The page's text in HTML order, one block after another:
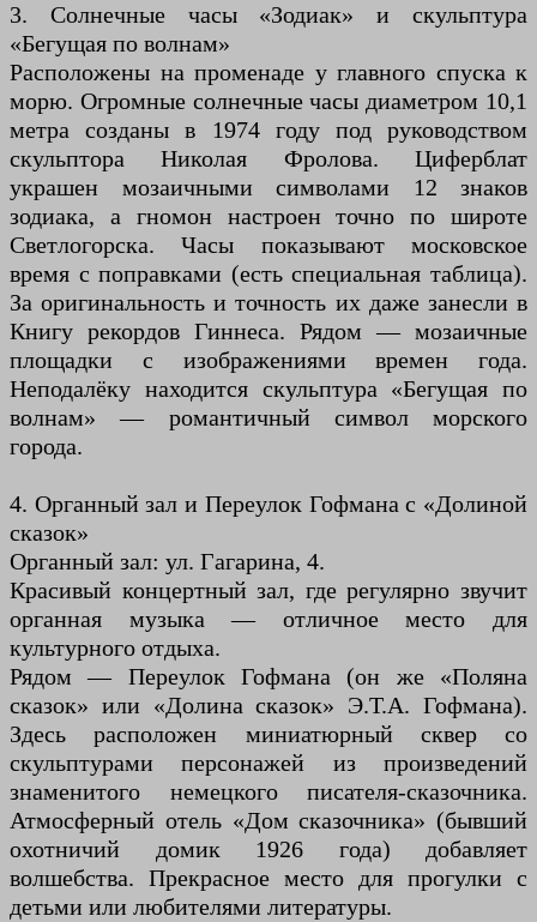
3. Солнечные часы «Зодиак» и скульптура
«Бегущая по волнам»
Расположены на променаде у главного спуска к
морю. Огромные солнечные часы диаметром 10,1
метра созданы в 1974 году под руководством
скульптора Николая Фролова. Циферблат
украшен мозаичными символами 12 знаков
зодиака, а гномон настроен точно по широте
Светлогорска. Часы показывают московское
время с поправками (есть специальная таблица).
За оригинальность и точность их даже занесли в
Книгу рекордов Гиннеса. Рядом — мозаичные
площадки с изображениями времен года.
Неподалёку находится скульптура «Бегущая по
волнам» — романтичный символ морского
города.
4. Органный зал и Переулок Гофмана с «Долиной
сказок»
Органный зал: ул. Гагарина, 4.
Красивый концертный зал, где регулярно звучит
органная музыка — отличное место для
культурного отдыха.
Рядом — Переулок Гофмана (он же «Поляна
сказок» или «Долина сказок» Э.Т.А. Гофмана).
Здесь расположен миниатюрный сквер со
скульптурами персонажей из произведений
знаменитого немецкого писателя-сказочника.
Атмосферный отель «Дом сказочника» (бывший
охотничий домик 1926 года) добавляет
волшебства. Прекрасное место для прогулки с
детьми или любителями литературы.